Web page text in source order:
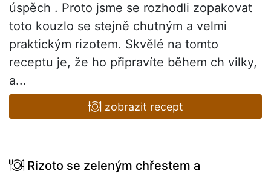
úspěch . Proto jsme se rozhodli zopakovat
toto kouzlo se stejně chutným a velmi
praktickým rizotem. Skvělé na tomto
receptu je, že ho připravíte během ch vilky,
a...
zobrazit recept
Rizoto se zeleným chřestem a